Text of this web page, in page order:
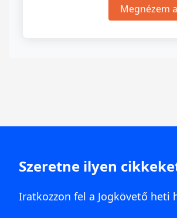
Megnézem
Szeretne ilyen
Iratkozzon fel a Jogkövető heti